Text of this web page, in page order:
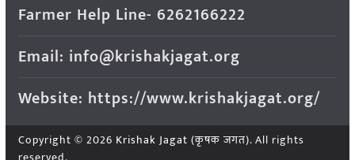
Farmer Help Line- 6262166222
Email: info@krishakjagat.org
Website: https://www.krishakjagat.org/
Copyright © 2026 Krishak Jagat (कृषक जगत). All rights